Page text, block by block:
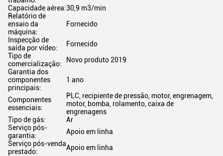
Capacidade aérea:30,9 m3/min
Relatório de
ensaio da
máquina:
Fornecido
Inspecção de
saída por vídeo:
Fornecido
Tipo de
comercialização:
Novo produto 2019
Garantia dos
componentes
principais:
1 ano
Componentes
essenciais:
PLC, recipiente de pressão, motor, engrenagem,
motor, bomba, rolamento, caixa de
engrenagens
Tipo de gás:
Ar
Serviço pós-
garantia:
Apoio em linha
Serviço pós-venda
prestado:
Apoio em linha